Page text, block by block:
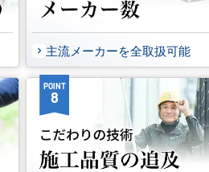
主流メーカーを全取扱可能
POINT
8